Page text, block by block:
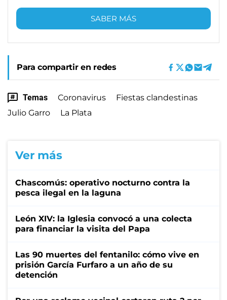
SABER MÁS
Para compartir en redes
Temas Coronavirus
Fiestas clandestinas
Julio Garro
La Plata
Ver más
Chascomús: operativo nocturno contra la
pesca ilegal en la laguna
León XIV: la Iglesia convocó a una colecta
para financiar la visita del Papa
Las 90 muertes del fentanilo: cómo vive en
prisión García Furfaro a un año de su
detención